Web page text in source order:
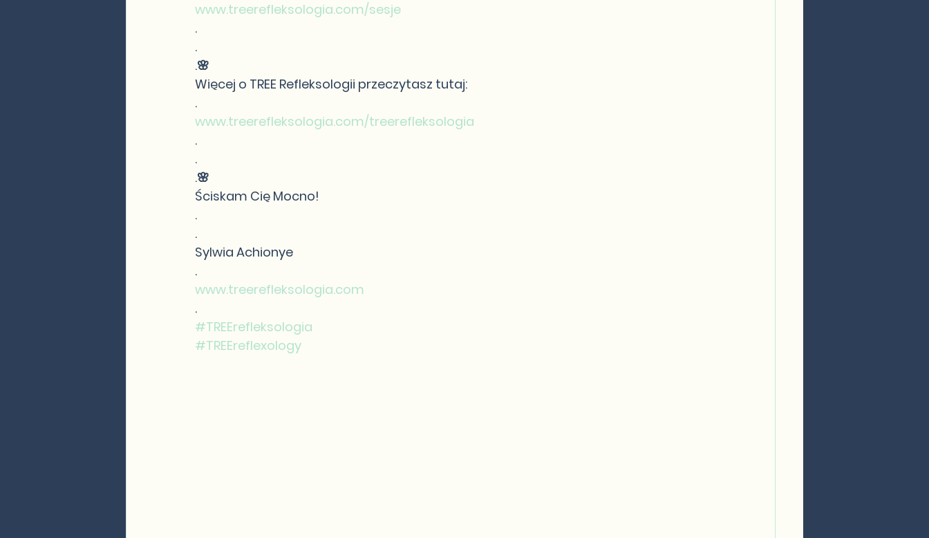
www.treerefleksologia.com/sesje
.
.
.🌸
Więcej o TREE Refleksologii przeczytasz tutaj:
.
www.treerefleksologia.com/treerefleksologia
.
.
.🌸
Ściskam Cię Mocno!
.
.
Sylwia Achionye
.
www.treerefleksologia.com
.
#TREErefleksologia
#TREEreflexology